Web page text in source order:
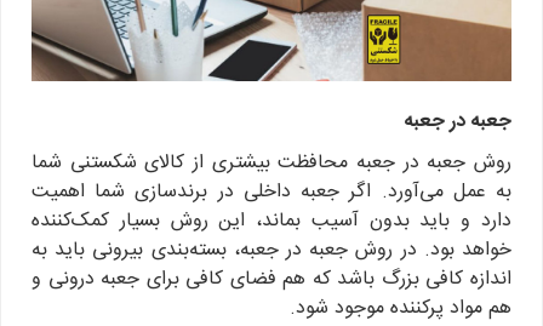
جعبه در جعبه
روش جعبه در جعبه محافظت بیشتری از کالای شکستنی شما
به عمل می‌آورد. اگر جعبه داخلی در برندسازی شما اهمیت
دارد و باید بدون آسیب بماند، این روش بسیار کمک‌کننده
خواهد بود. در روش جعبه در جعبه، بسته‌بندی بیرونی باید به
اندازه کافی بزرگ باشد که هم فضای کافی برای جعبه درونی و
هم مواد پرکننده موجود شود.